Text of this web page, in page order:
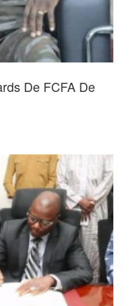
De FCFA De